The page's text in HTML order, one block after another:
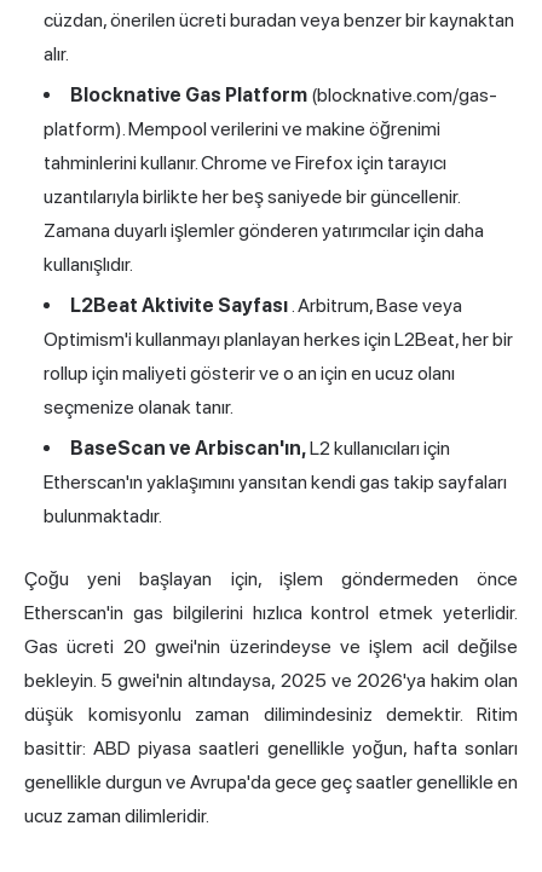
cüzdan, önerilen ücreti buradan veya benzer bir kaynaktan
alır.
Blocknative Gas Platform (blocknative.com/gas-
platform). Mempool verilerini ve makine öğrenimi
tahminlerini kullanır. Chrome ve Firefox için tarayıcı
uzantılarıyla birlikte her beş saniyede bir güncellenir.
Zamana duyarlı işlemler gönderen yatırımcılar için daha
kullanışlıdır.
L2Beat Aktivite Sayfası. Arbitrum, Base veya
Optimism'i kullanmayı planlayan herkes için L2Beat, her bir
rollup için maliyeti gösterir ve o an için en ucuz olanı
seçmenize olanak tanır.
BaseScan ve Arbiscan'ın,L2 kullanıcıları için
Etherscan'ın yaklaşımını yansıtan kendi gas takip sayfaları
bulunmaktadır.
Çoğu yeni başlayan için, işlem göndermeden önce
Etherscan'in gas bilgilerini hızlıca kontrol etmek yeterlidir.
Gas ücreti 20 gwei'nin üzerindeyse ve işlem acil değilse
bekleyin. 5 gwei'nin altındaysa, 2025 ve 2026'ya hakim olan
düşük komisyonlu zaman dilimindesiniz demektir. Ritim
basittir: ABD piyasa saatleri genellikle yoğun, hafta sonları
genellikle durgun ve Avrupa'da gece geç saatler genellikle en
ucuz zaman dilimleridir.